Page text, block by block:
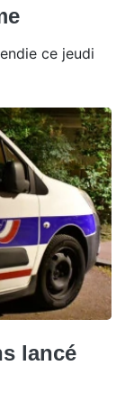
ce jeudi
lancé